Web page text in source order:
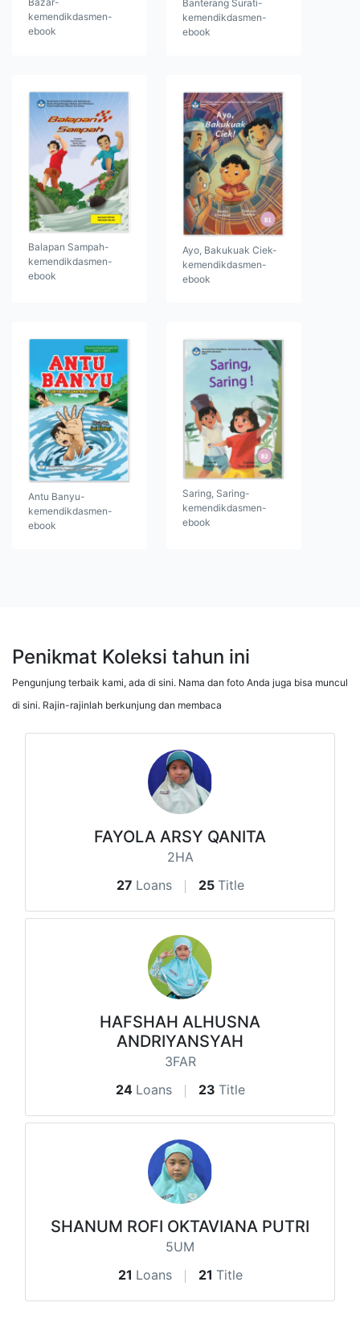
kemendikdasmen-
ebook
Banterang Surati-
kemendikdasmen-
ebook
Balapan Sampah-
kemendikdasmen-
ebook
Ayo, Bakukuak Ciek-
kemendikdasmen-
ebook
Antu Banyu-
kemendikdasmen-
ebook
Saring, Saring-
kemendikdasmen-
ebook
Penikmat Koleksi tahun ini
Pengunjung terbaik kami, ada di sini. Nama dan foto Anda juga bisa muncul
di sini. Rajin-rajinlah berkunjung dan membaca
FAYOLA ARSY QANITA
2HA
27 Loans 25 Title
HAFSHAH ALHUSNA
ANDRIYANSYAH
3FAR
24 Loans 23 Title
SHANUM ROFI OKTAVIANA PUTRI
5UM
21 Loans 21 Title